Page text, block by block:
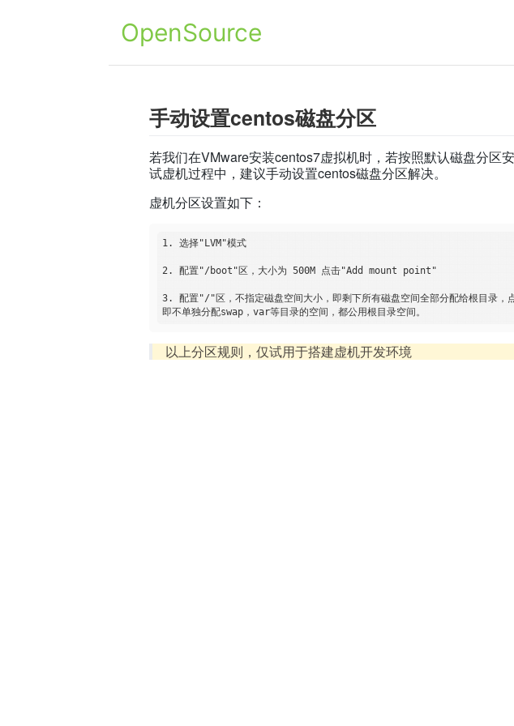
OpenSource
手动设置centos磁盘分区
若我们在VMware安装centos7虚拟机时，若按照默认磁盘分区
试虚机过程中，建议手动设置centos磁盘分区解决。
虚机分区设置如下：
1. 选择"LVM"模式
2. 配置"/boot"区，大小为 500M 点击"Add mount point"
3. 配置"/"区，不指定磁盘空间大小，即剩下所有磁盘空间全部分配给根目录
以上分区规则，仅试用于搭建虚机开发环境